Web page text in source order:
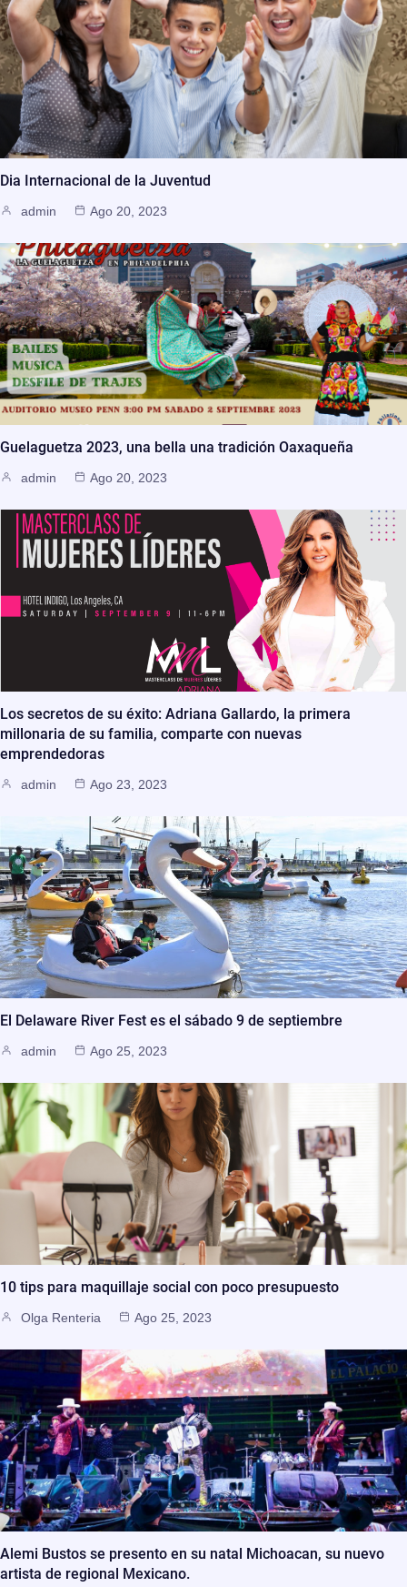
Dia Internacional de la Juventud
admin Ago 20, 2023
Guelaguetza 2023, una bella una tradición Oaxaqueña
admin Ago 20, 2023
Los secretos de su éxito: Adriana Gallardo, la primera
millonaria de su familia, comparte con nuevas
emprendedoras
admin Ago 23, 2023
El Delaware River Fest es el sábado 9 de septiembre
admin Ago 25, 2023
10 tips para maquillaje social con poco presupuesto
Olga Renteria Ago 25, 2023
Alemi Bustos se presento en su natal Michoacan, su nuevo
artista de regional Mexicano.